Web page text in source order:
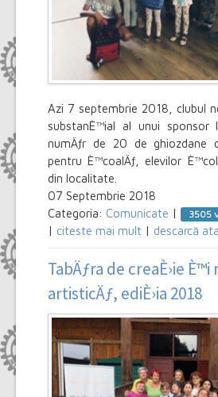
Azi 7 septembrie 2018, clubul
substanÈ™ial al unui
numÄƒr de 20 de ghiozdane
pentru È™coalÄƒ, elevilor
din localitate.
07 Septembrie 2018
Categoria: Comunicate | 3505
| citeste mai mult | descarcă
TabÄƒra de creaÈ›ie È™i
artisticÄƒ, ediÈ›ia 2018